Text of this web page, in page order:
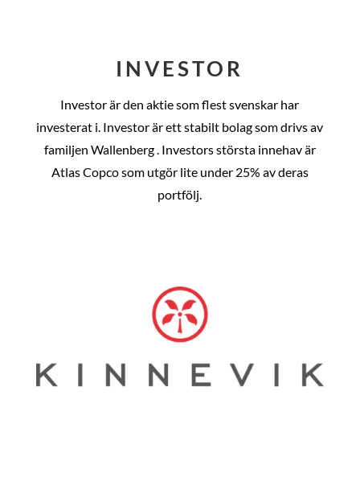
INVESTOR
Investor är den aktie som flest svenskar har
investerat i. Investor är ett stabilt bolag som drivs av
familjen Wallenberg . Investors största innehav är
Atlas Copco som utgör lite under 25% av deras
portfölj.